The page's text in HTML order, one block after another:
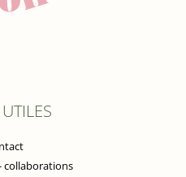
collaborations